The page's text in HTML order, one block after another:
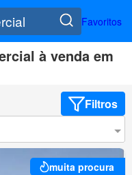
Favoritos
à venda em
Filtros
muita procura